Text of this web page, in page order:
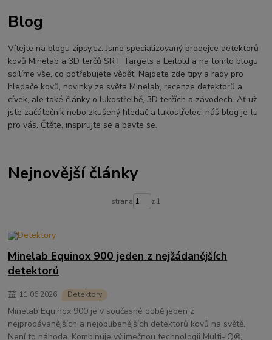
ÚSTÍ NAD LABEM
Jídlo na cesty
Mníšek u Liberece Karlovy Vary
Equinox 900
Soutěž o detektor
Severní Čechy
hledání pokladů
technologie Multi IQ
Blog
Vítejte na blogu zipsy.cz. Jsme specializovaný prodejce detektorů
kovů Minelab a 3D terčů SRT Targets a Leitold a na tomto blogu
sdílíme vše, co potřebujete vědět. Najdete zde tipy a rady pro
hledače kovů, novinky ze světa Minelab, recenze detektorů a
cívek, ale také články o lukostřelbě, 3D terčích a závodech. Ať už
jste začátečník nebo zkušený hledač a lukostřelec, náš blog je tu
pro vás. Čtěte, inspirujte se a bavte se.
Nejnovější články
strana z 1
Minelab Equinox 900 jeden z nejžádanějších
detektorů
11.06.2026 Detektory
Minelab Equinox 900 je v současné době jeden z
nejprodávanějších a nejoblíbenějších detektorů kovů na světě.
Není to náhoda. Kombinuje výjimečnou technologii Multi-IQ®,